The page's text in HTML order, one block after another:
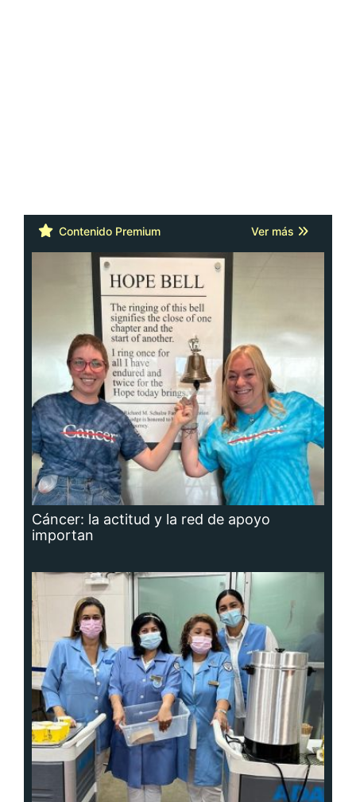
Contenido Premium Ver más
Cáncer: la actitud y la red de apoyo
importan